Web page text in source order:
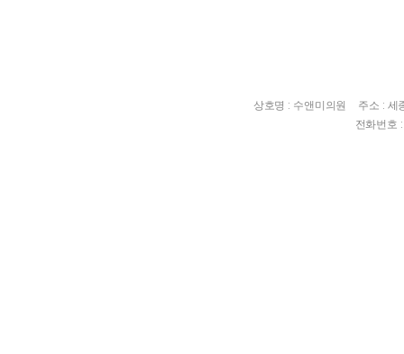
상호명 : 수앤미의원
주소 : 세
전화번호